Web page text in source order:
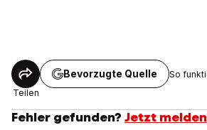
Teilen
Bevorzugte Quelle So
Fehler gefunden? Jetzt melden